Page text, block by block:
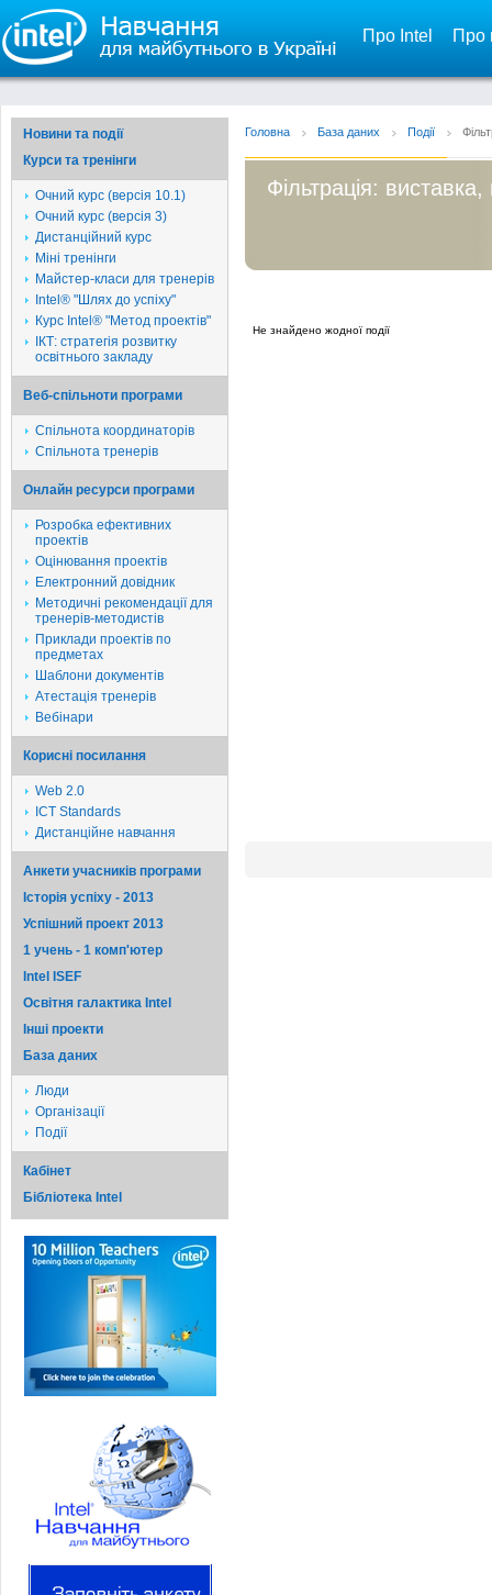
Про Intel Про
Новини та події
Курси та тренінги
Очний курс (версія 10.1)
Очний курс (версія 3)
Дистанційний курс
Міні тренінги
Майстер-класи для тренерів
Intel® "Шлях до успіху"
Курс Intel® "Метод проектів"
ІКТ: стратегія розвитку
освітнього закладу
Веб-спільноти програми
Спільнота координаторів
Спільнота тренерів
Онлайн ресурси програми
Розробка ефективних
проектів
Оцінювання проектів
Електронний довідник
Методичні рекомендації для
тренерів-методистів
Приклади проектів по
предметах
Шаблони документів
Атестація тренерів
Вебінари
Корисні посилання
Web 2.0
ICT Standards
Дистанційне навчання
Анкети учасників програми
Історія успіху - 2013
Успішний проект 2013
1 учень - 1 комп'ютер
Intel ISEF
Освітня галактика Intel
Iншi проекти
База даних
Люди
Організації
Події
Кабінет
Бібліотека Intel
Головна База даних Події
Фільтрація:
Не знайдено жодної події